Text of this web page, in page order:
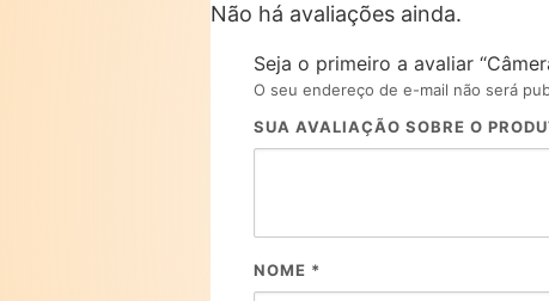
Não há avaliações ainda.
Seja o primeiro a avaliar
O seu endereço de e-mail não será
SUA AVALIAÇÃO SOBRE O
NOME *